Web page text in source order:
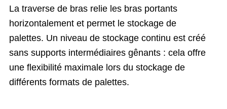
La traverse de bras relie les bras portants
horizontalement et permet le stockage de
palettes. Un niveau de stockage continu est créé
sans supports intermédiaires gênants : cela offre
une flexibilité maximale lors du stockage de
différents formats de palettes.